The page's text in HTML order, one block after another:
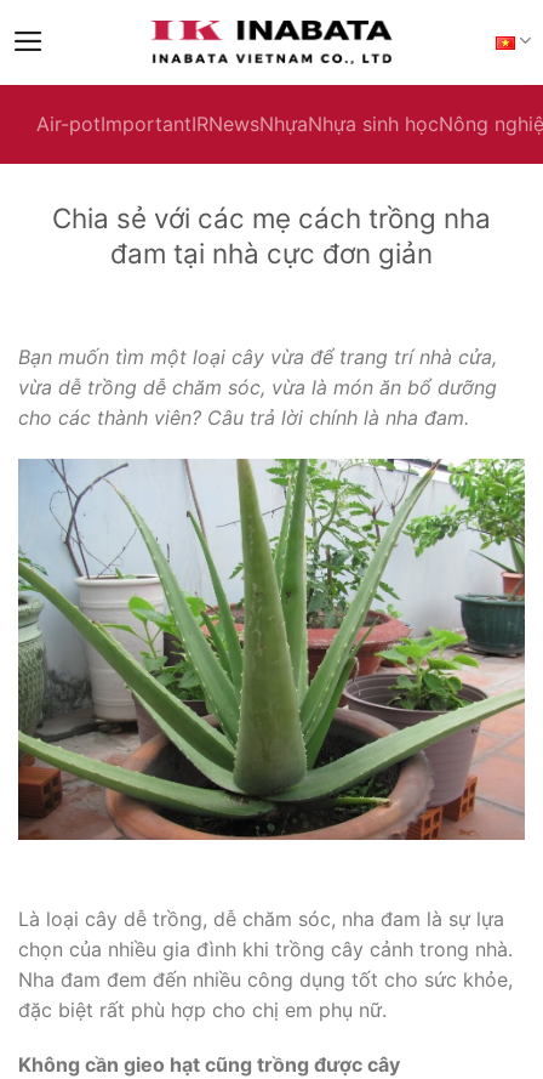
to
Air-potImportantIRNewsNhựaNhựa sinh họcNông
Chia sẻ với các mẹ cách trồng nha
đam tại nhà cực đơn giản
Bạn muốn tìm một loại cây vừa để trang trí nhà cửa,
vừa dễ trồng dễ chăm sóc, vừa là món ăn bổ dưỡng
cho các thành viên? Câu trả lời chính là nha đam.
Là loại cây dễ trồng, dễ chăm sóc, nha đam là sự lựa
chọn của nhiều gia đình khi trồng cây cảnh trong nhà.
Nha đam đem đến nhiều công dụng tốt cho sức khỏe,
đặc biệt rất phù hợp cho chị em phụ nữ.
Không cần gieo hạt cũng trồng được cây